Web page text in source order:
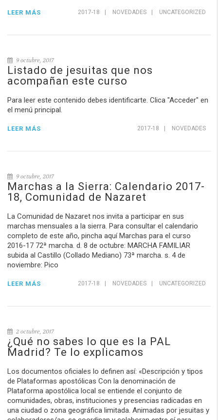
2017-18 NOVEDADES UNCATEGORIZED
LEER MÁS
9 octubre, 2017
Listado de jesuitas que nos
acompañan este curso
Para leer este contenido debes identificarte. Clica "Acceder" en
el menú principal.
2017-18 NOVEDADES
LEER MÁS
9 octubre, 2017
Marchas a la Sierra: Calendario 2017-
18, Comunidad de Nazaret
La Comunidad de Nazaret nos invita a participar en sus
marchas mensuales a la sierra. Para consultar el calendario
completo de este año, pincha aquí Marchas para el curso
2016-17 72ª marcha. d. 8 de octubre: MARCHA FAMILIAR
subida al Castillo (Collado Mediano) 73ª marcha. s. 4 de
noviembre: Pico
2017-18 NOVEDADES UNCATEGORIZED
LEER MÁS
2 octubre, 2017
¿Qué no sabes lo que es la PAL
Madrid? Te lo explicamos
Los documentos oficiales lo definen así: «Descripción y tipos
de Plataformas apostólicas Con la denominación de
Plataforma apostólica local se entiende el conjunto de
comunidades, obras, instituciones y presencias radicadas en
una ciudad o zona geográfica limitada. Animadas por jesuitas y